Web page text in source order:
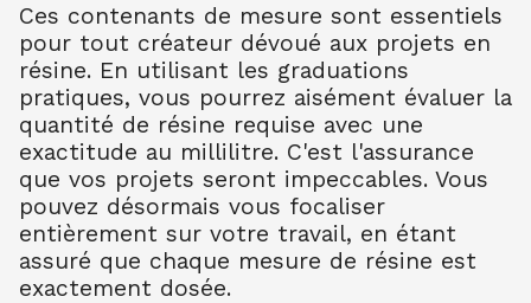
Ces contenants de mesure sont essentiels
pour tout créateur dévoué aux projets en
résine. En utilisant les graduations
pratiques, vous pourrez aisément évaluer la
quantité de résine requise avec une
exactitude au millilitre. C'est l'assurance
que vos projets seront impeccables. Vous
pouvez désormais vous focaliser
entièrement sur votre travail, en étant
assuré que chaque mesure de résine est
exactement dosée.